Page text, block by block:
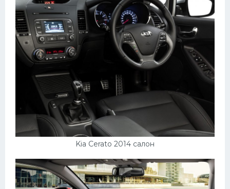
Kia Cerato 2014 салон